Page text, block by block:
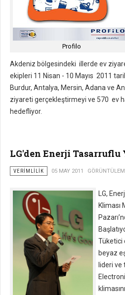
Profilo
Akdeniz bölgesindeki illerde ev
ekipleri 11 Nisan - 10 Mayıs 2011
Burdur, Antalya, Mersin, Adana ve
ziyareti gerçekleştirmeyi ve 570 ev
hedefliyor.
LG'den Enerji
VERIMLILIK 05 MAY 2011
LG,
Kliması
Tüketici
beyaz
lideri ve